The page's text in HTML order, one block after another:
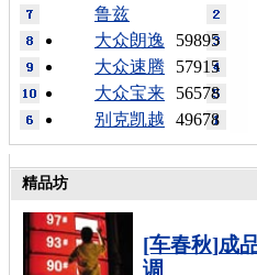
鲁兹
59895
大众朗逸
57915
大众速腾
56578
大众宝来
49678
别克凯越
精品坊
[车春秋]成
调